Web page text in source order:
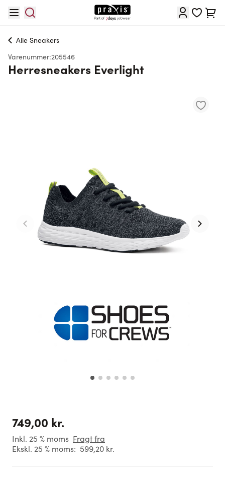
Cart
Alle Sneakers
Varenummer:205546
Herresneakers Everlight
749,00 kr.
Inkl. 25 % moms Fragt fra
Ekskl. 25 % moms: 599,20 kr.